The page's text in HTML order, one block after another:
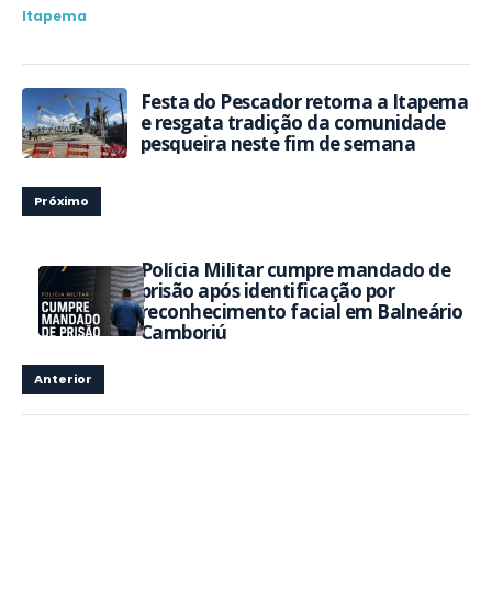
Itapema
Festa do Pescador retorna a Itapema
e resgata tradição da comunidade
pesqueira neste fim de semana
Próximo
Polícia Militar cumpre mandado de
prisão após identificação por
reconhecimento facial em Balneário
Camboriú
Anterior